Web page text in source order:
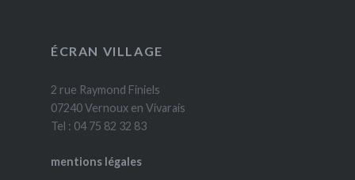
ÉCRAN VILLAGE
2 rue Raymond Finiels
07240 Vernoux en Vivarais
Tel : 04 75 82 32 83
mentions légales